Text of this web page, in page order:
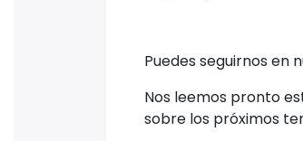
Puedes seguirnos en
Nos leemos pronto
sobre los próximos